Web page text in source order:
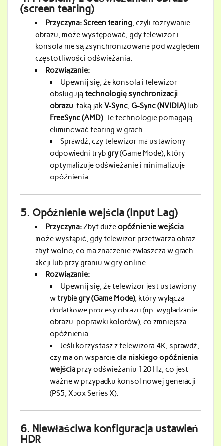
(screen tearing)
Przyczyna:Screen tearing, czyli rozrywanie
obrazu, może występować, gdy telewizor i
konsola nie są zsynchronizowane pod względem
częstotliwości odświeżania.
Rozwiązanie:
Upewnij się, że konsola i telewizor
obsługujątechnologię synchronizacji
obrazu, taką jakV-Sync, G-Sync (NVIDIA)lub
FreeSync (AMD). Te technologie pomagają
eliminować tearing w grach.
Sprawdź, czy telewizor ma ustawiony
odpowiedni tryb gry(Game Mode), który
optymalizuje odświeżanie i minimalizuje
opóźnienia.
5. Opóźnienie wejścia (Input Lag)
Przyczyna:Zbyt dużeopóźnienie wejścia
może wystąpić, gdy telewizor przetwarza obraz
zbyt wolno, co ma znaczenie zwłaszcza w grach
akcji lub przy graniu w gry online.
Rozwiązanie:
Upewnij się, że telewizor jest ustawiony
wtrybie gry (Game Mode), który wyłącza
dodatkowe procesy obrazu (np. wygładzanie
obrazu, poprawki kolorów), co zmniejsza
opóźnienia.
Jeśli korzystasz z telewizora 4K, sprawdź,
czy ma on wsparcie dla niskiego opóźnienia
wejścia przy odświeżaniu 120 Hz, co jest
ważne w przypadku konsol nowej generacji
(PS5, Xbox Series X).
6. Niewłaściwa konfiguracja ustawień
HDR